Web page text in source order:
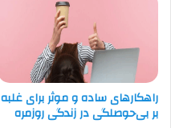
راهکارهای ساده و موثر برای غلبه
بر بی‌حوصلگی در زندگی روزمره